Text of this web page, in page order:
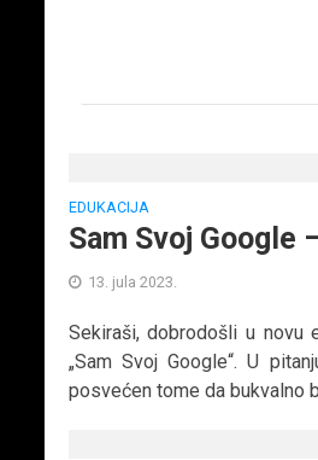
EDUKACIJA
Sam Svoj Google
13. jula 2023.
Sekiraši, dobrodošli u novu
„Sam Svoj Google“. U
posvećen tome da bukvalno